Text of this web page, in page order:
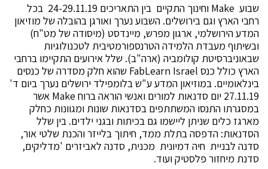
שבוע Make וחינוך התקיים בין התאריכים 24-29.11.19 בכל
רחבי הארץ וגם בירושלים. השבוע נערך ואורגן בהובלה של מוזיאון
המדע הירושלמי, ארגון מפרש, מיינדסט (מיסודה של מט"ח)
ובשיתוף מעבדת הלמידה הטרנספורמטיבית לטכנולוגיות
שבאוניברסיטת קולומביה (ארה"ב). שלל אירועים התקיימו ברחבי
הארץ כולל כנס FabLearn Israel שהוא חלק מסדרה של כנסים
בינלאומיים. במוזיאון המדע ע"ש בלומפילד ירושלים נערך ביום ד'
27.11.19 יום סדנאות למורים ואנשי הוראה ברוח Make אשר
במסגרתו התנסו המשתתפים בסדנאות שונות ומגוונות כחלק
מארגז כלים שניתן ליישמו גם בכיתות ובגני ילדים. בין שלל
הסדנאות: הדפסה בתלת ממד, חיתוך בלייזר והכנת שלטי אור,
סדנה לבניית חיה דמיונית מכנית, סדנה לאביזרים 'מדליקים,
סדנת מיחזור פלסטיק ועוד.